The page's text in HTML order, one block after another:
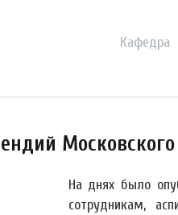
Кафедра
Московского
На днях было
сотрудникам,